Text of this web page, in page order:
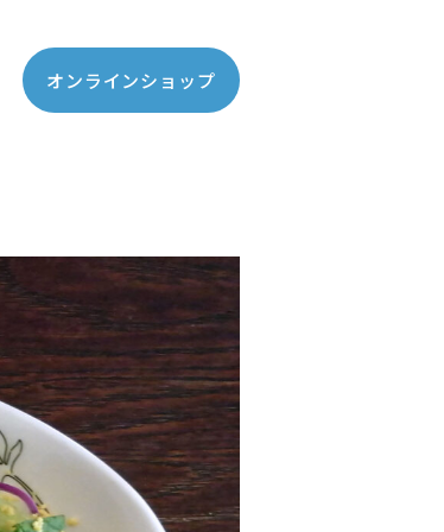
オンラインショップ